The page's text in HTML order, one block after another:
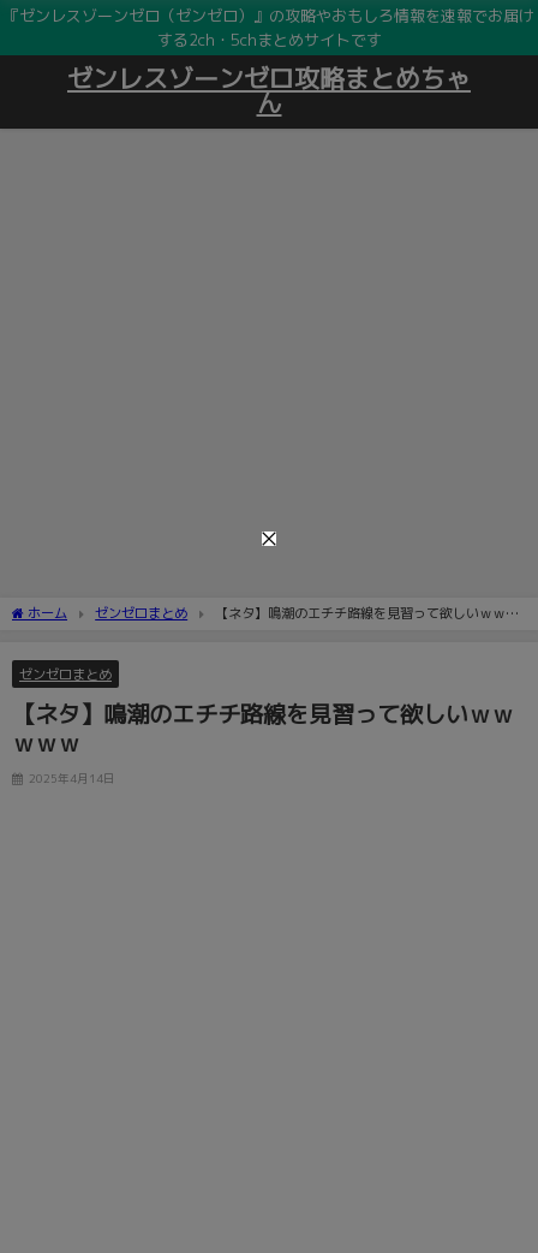
『ゼンレスゾーンゼロ（ゼンゼロ）』の攻略やおもしろ情報を速報でお届け
する2ch・5chまとめサイトです
ゼンレスゾーンゼロ攻略まとめちゃ
ん
ホーム ゼンゼロまとめ
【ネタ】鳴潮のエチチ路線を見習って欲しいｗｗｗ
ゼンゼロまとめ
【ネタ】鳴潮のエチチ路線を見習って欲しいｗｗ
ｗｗｗ
2025年4月14日